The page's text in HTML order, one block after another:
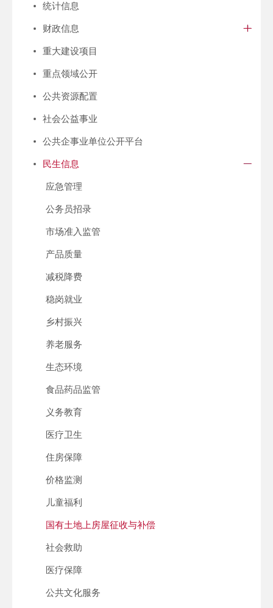
统计信息
财政信息
重大建设项目
重点领域公开
公共资源配置
社会公益事业
公共企事业单位公开平台
民生信息
应急管理
公务员招录
市场准入监管
产品质量
减税降费
稳岗就业
乡村振兴
养老服务
生态环境
食品药品监管
义务教育
医疗卫生
住房保障
价格监测
儿童福利
国有土地上房屋征收与补偿
社会救助
医疗保障
公共文化服务